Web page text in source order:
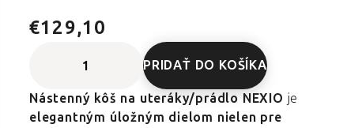
€129,10
PRIDAŤ DO KOŠÍKA
Nástenný kôš na uteráky/prádlo NEXIO je
elegantným úložným dielom nielen pre